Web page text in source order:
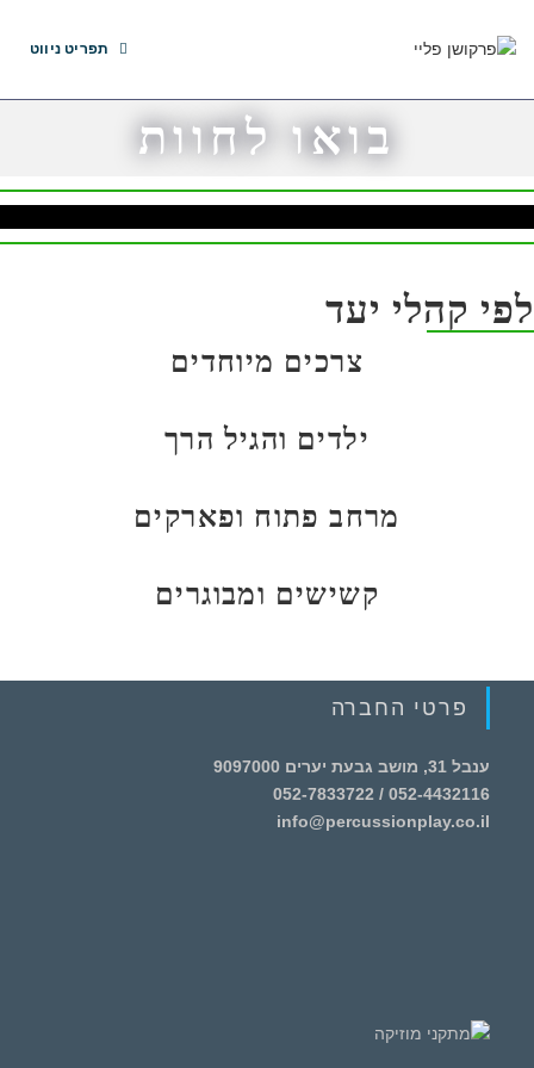
תפריט ניווט
בואו לחוות
לפי קהלי יעד
צרכים מיוחדים
ילדים והגיל הרך
מרחב פתוח ופארקים
קשישים ומבוגרים
פרטי החברה
ענבל 31, מושב גבעת יערים 9097000
052-4432116 / 052-7833722
info@percussionplay.co.il